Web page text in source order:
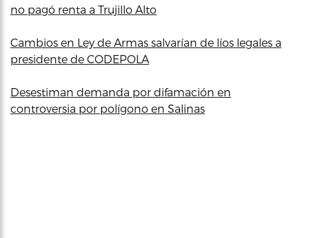
no pagó renta a Trujillo Alto
Cambios en Ley de Armas salvarían de líos legales a
presidente de CODEPOLA
Desestiman demanda por difamación en
controversia por polígono en Salinas